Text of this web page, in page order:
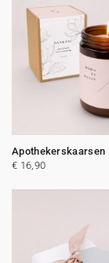
Apothekerskaarsen
€ 16,90